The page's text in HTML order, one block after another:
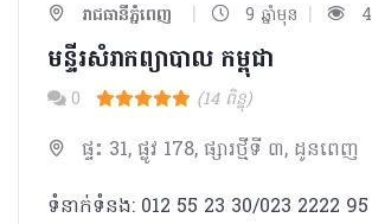
រាជធានីភ្នំពេញ | 9 ឆ្នាំមុន |
មន្ទីរសំរាកព្យាបាល​ កម្ពុជា​
0 (14 ពិន្ទុ)
ផ្ទះ 31, ផ្លូវ 178, ផ្សារថ្មីទី ៣, ដូនពេញ
ទំនាក់ទំនង: 012 55 23 30/023 2222 95